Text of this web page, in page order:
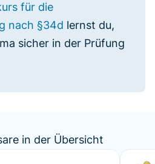
für die
nach §34d lernst du,
sicher in der Prüfung
in der Übersicht